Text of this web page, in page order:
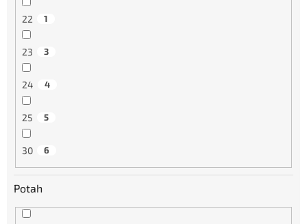
22 1
23 3
24 4
25 5
30 6
Potah